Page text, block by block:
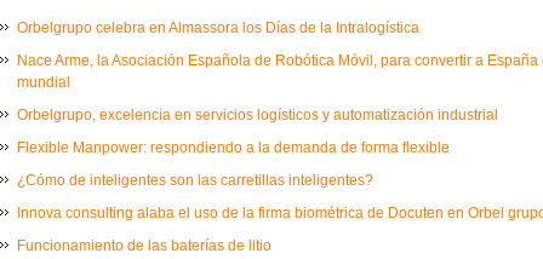
Orbelgrupo celebra en Almassora los Días de la Intralogística
Nace Arme, la Asociación Española de Robótica Móvil, para convertir a
mundial
Orbelgrupo, excelencia en servicios logísticos y automatización industrial
Flexible Manpower: respondiendo a la demanda de forma flexible
¿Cómo de inteligentes son las carretillas inteligentes?
Innova consulting alaba el uso de la firma biométrica de Docuten en Orbel
Funcionamiento de las baterías de litio